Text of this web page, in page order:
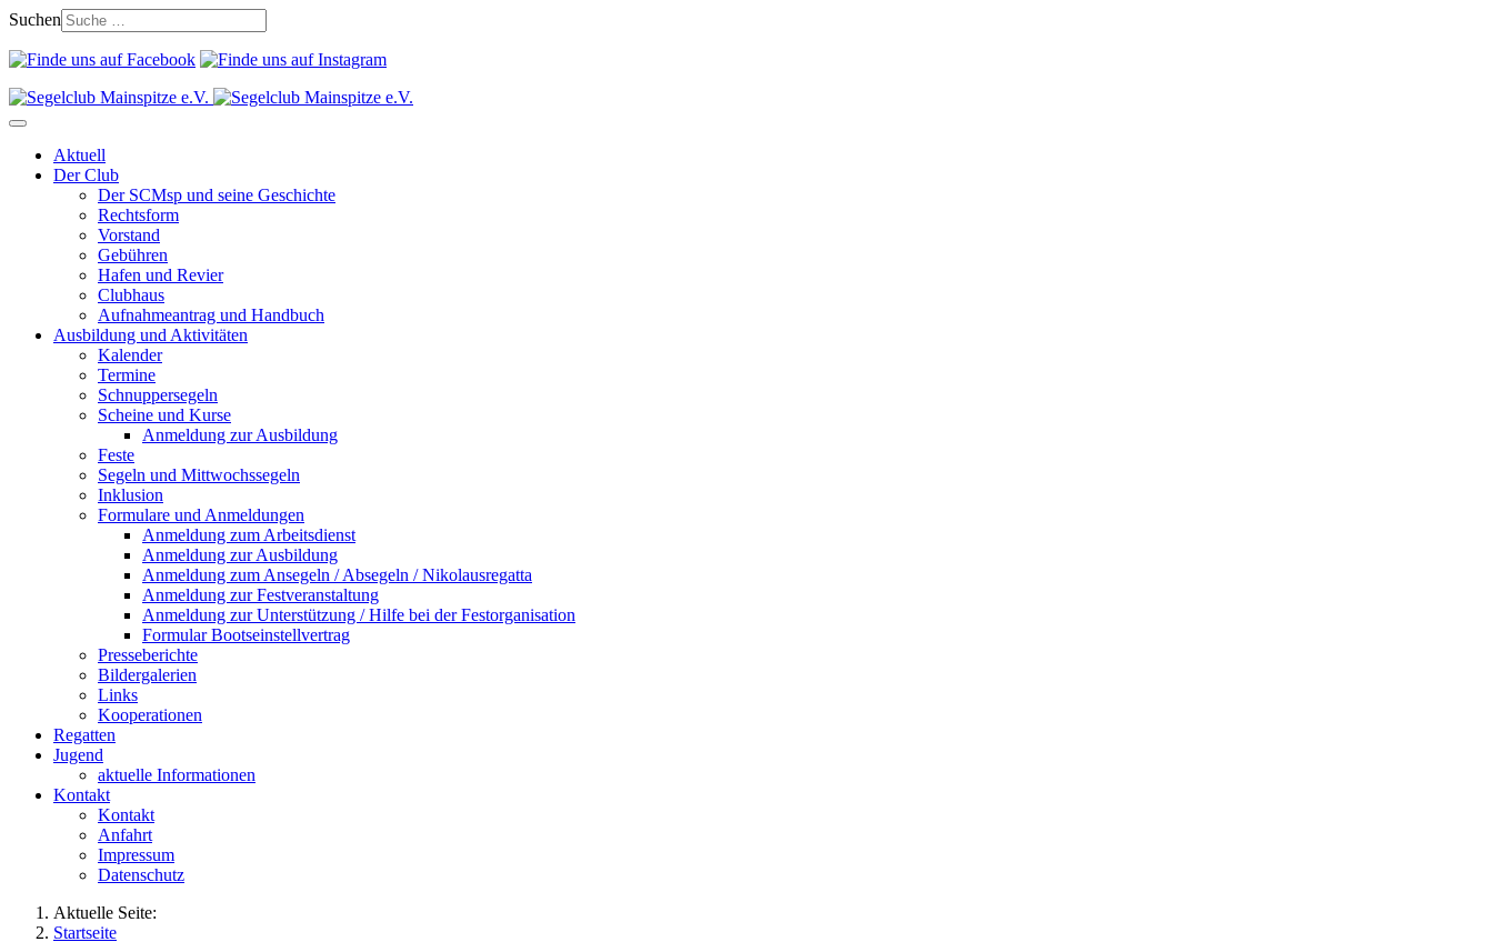
Suchen
Aktuell
Der Club
Der SCMsp und seine Geschichte
Rechtsform
Vorstand
Gebühren
Hafen und Revier
Clubhaus
Aufnahmeantrag und Handbuch
Ausbildung und Aktivitäten
Kalender
Termine
Schnuppersegeln
Scheine und Kurse
Anmeldung zur Ausbildung
Feste
Segeln und Mittwochssegeln
Inklusion
Formulare und Anmeldungen
Anmeldung zum Arbeitsdienst
Anmeldung zur Ausbildung
Anmeldung zum Ansegeln / Absegeln / Nikolausregatta
Anmeldung zur Festveranstaltung
Anmeldung zur Unterstützung / Hilfe bei der Festorganisation
Formular Bootseinstellvertrag
Presseberichte
Bildergalerien
Links
Kooperationen
Regatten
Jugend
aktuelle Informationen
Kontakt
Kontakt
Anfahrt
Impressum
Datenschutz
Aktuelle Seite:
Startseite